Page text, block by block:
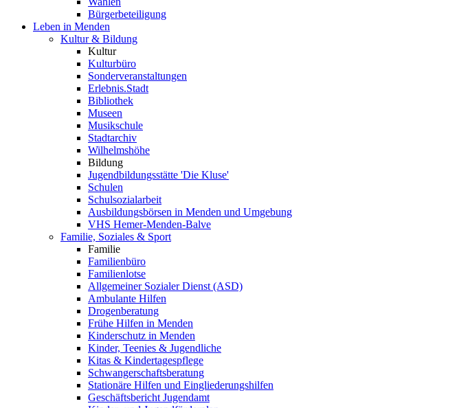
Bürgerbeteiligung
Leben in Menden
Kultur & Bildung
Kultur
Kulturbüro
Sonderveranstaltungen
Erlebnis.Stadt
Bibliothek
Museen
Musikschule
Stadtarchiv
Wilhelmshöhe
Bildung
Jugendbildungsstätte 'Die Kluse'
Schulen
Schulsozialarbeit
Ausbildungsbörsen in Menden und Umgebung
VHS Hemer-Menden-Balve
Familie, Soziales & Sport
Familie
Familienbüro
Familienlotse
Allgemeiner Sozialer Dienst (ASD)
Ambulante Hilfen
Drogenberatung
Frühe Hilfen in Menden
Kinderschutz in Menden
Kinder, Teenies & Jugendliche
Kitas & Kindertagespflege
Schwangerschaftsberatung
Stationäre Hilfen und Eingliederungshilfen
Geschäftsbericht Jugendamt